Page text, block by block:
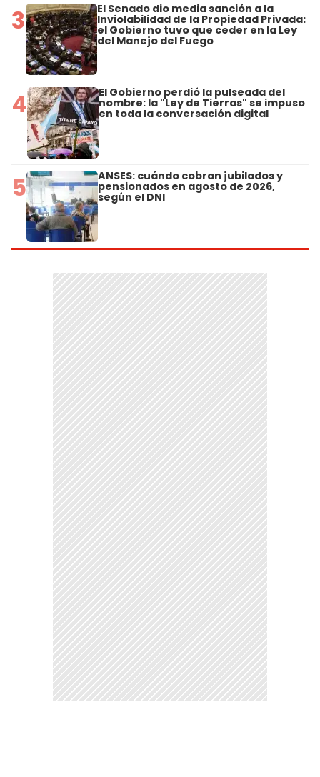
3 El Senado dio media sanción a la
Inviolabilidad de la Propiedad Privada:
el Gobierno tuvo que ceder en la Ley
del Manejo del Fuego
4 El Gobierno perdió la pulseada del
nombre: la "Ley de Tierras" se impuso
en toda la conversación digital
5 ANSES: cuándo cobran jubilados y
pensionados en agosto de 2026,
según el DNI